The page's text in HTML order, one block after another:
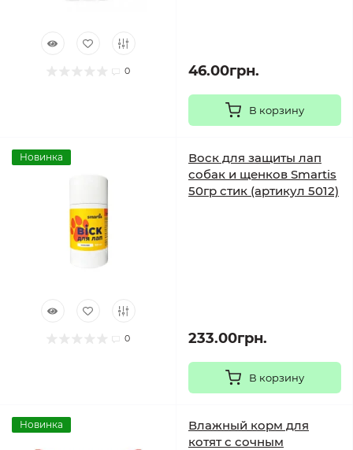
0 46.00грн.
В корзину
Новинка
0
Воск для защиты лап
собак и щенков Smartis
50гр стик (артикул 5012)
233.00грн.
В корзину
Новинка
Влажный корм для
котят с сочным